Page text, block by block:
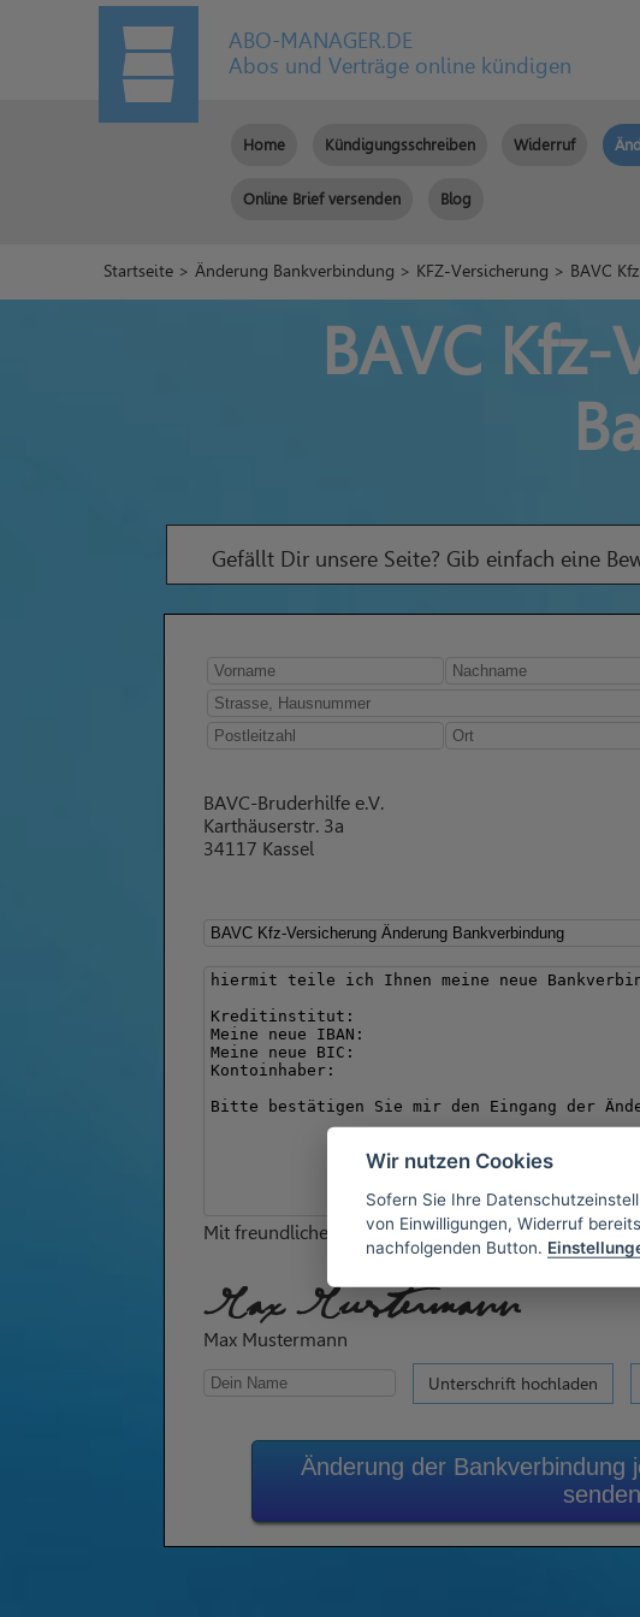
ABO-MANAGER.DE
Abos und Verträge online kündigen
Home Kündigungsschreiben Widerruf
Online Brief versenden Blog
Startseite >Änderung Bankverbindung > KFZ-Versicherung > BAVC
BAVC
Gefällt Dir unsere Seite? Gib einfach eine
BAVC-Bruderhilfe e.V.
Karthäuserstr. 3a
34117 Kassel
Mit freundlichen Grüßen
Max Mustermann
Max Mustermann
Unterschrift hochladen
Änderung der Bankverbindung
senden
Wir nutzen Cookies
Sofern Sie Ihre
von Einwilligungen, Widerruf
nachfolgenden Button.